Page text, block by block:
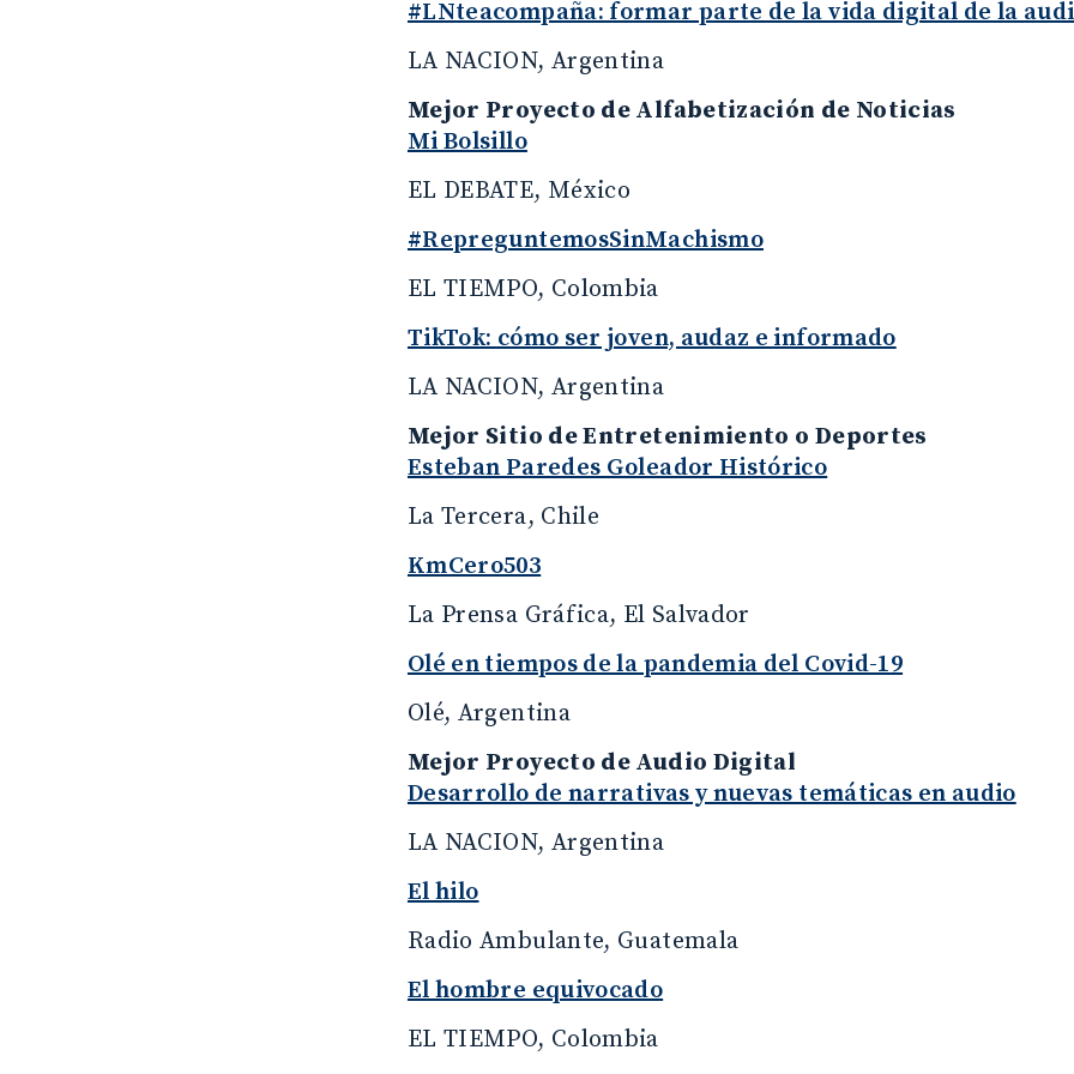
#LNteacompaña: formar parte de la vida digital de la
LA NACION, Argentina
Mejor Proyecto de Alfabetización de Noticias
Mi Bolsillo
EL DEBATE, México
#RepreguntemosSinMachismo
EL TIEMPO, Colombia
TikTok: cómo ser joven, audaz e informado
LA NACION, Argentina
Mejor Sitio de Entretenimiento o Deportes
Esteban Paredes Goleador Histórico
La Tercera, Chile
KmCero503
La Prensa Gráfica, El Salvador
Olé en tiempos de la pandemia del Covid-19
Olé, Argentina
Mejor Proyecto de Audio Digital
Desarrollo de narrativas y nuevas temáticas en audio
LA NACION, Argentina
El hilo
Radio Ambulante, Guatemala
El hombre equivocado
EL TIEMPO, Colombia